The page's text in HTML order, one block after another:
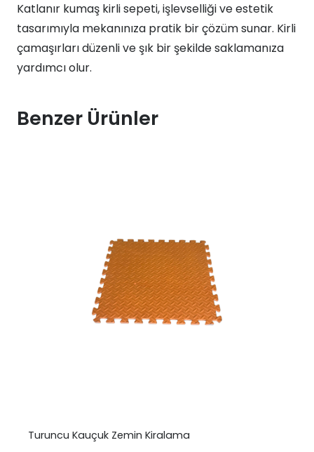
Katlanır kumaş kirli sepeti, işlevselliği ve estetik
tasarımıyla mekanınıza pratik bir çözüm sunar. Kirli
çamaşırları düzenli ve şık bir şekilde saklamanıza
yardımcı olur.
Benzer Ürünler
Turuncu Kauçuk Zemin Kiralama